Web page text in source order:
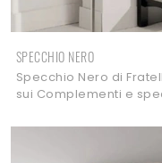
SPECCHIO NERO
Specchio Nero di
sui Complementi e